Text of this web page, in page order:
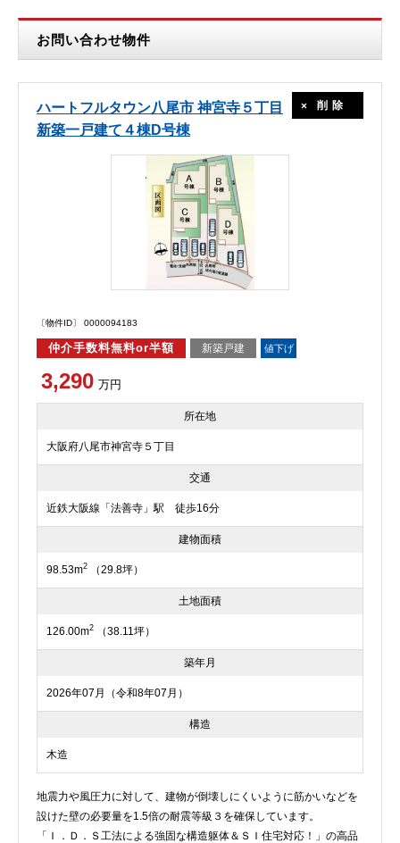
お問い合わせ物件
ハートフルタウン八尾市 神宮寺５丁目
新築一戸建て４棟D号棟
削除
〔物件ID〕 0000094183
仲介手数料無料or半額 新築戸建 値下げ
3,290 万円
所在地
大阪府八尾市神宮寺５丁目
交通
近鉄大阪線「法善寺」駅 徒歩16分
建物面積
98.53m2 （29.8坪）
土地面積
126.00m2 （38.11坪）
築年月
2026年07月（令和8年07月）
構造
木造
地震力や風圧力に対して、建物が倒壊しにくいように筋かいなどを
設けた壁の必要量を1.5倍の耐震等級３を確保しています。
「Ｉ．Ｄ．Ｓ工法による強固な構造躯体＆ＳＩ住宅対応！」の高品